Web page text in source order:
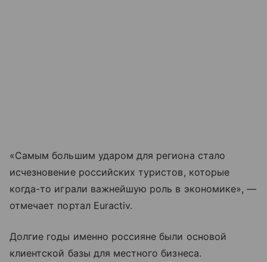
«Самым большим ударом для региона стало
исчезновение российских туристов, которые
когда-то играли важнейшую роль в экономике», —
отмечает портал Euractiv.
Долгие годы именно россияне были основой
клиентской базы для местного бизнеса.